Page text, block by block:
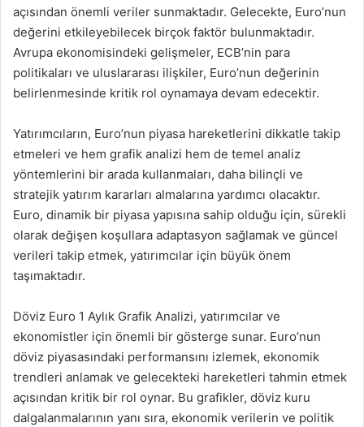
açısından önemli veriler sunmaktadır. Gelecekte, Euro’nun
değerini etkileyebilecek birçok faktör bulunmaktadır.
Avrupa ekonomisindeki gelişmeler, ECB’nin para
politikaları ve uluslararası ilişkiler, Euro’nun değerinin
belirlenmesinde kritik rol oynamaya devam edecektir.
Yatırımcıların, Euro’nun piyasa hareketlerini dikkatle takip
etmeleri ve hem grafik analizi hem de temel analiz
yöntemlerini bir arada kullanmaları, daha bilinçli ve
stratejik yatırım kararları almalarına yardımcı olacaktır.
Euro, dinamik bir piyasa yapısına sahip olduğu için, sürekli
olarak değişen koşullara adaptasyon sağlamak ve güncel
verileri takip etmek, yatırımcılar için büyük önem
taşımaktadır.
Döviz Euro 1 Aylık Grafik Analizi, yatırımcılar ve
ekonomistler için önemli bir gösterge sunar. Euro’nun
döviz piyasasındaki performansını izlemek, ekonomik
trendleri anlamak ve gelecekteki hareketleri tahmin etmek
açısından kritik bir rol oynar. Bu grafikler, döviz kuru
dalgalanmalarının yanı sıra, ekonomik verilerin ve politik